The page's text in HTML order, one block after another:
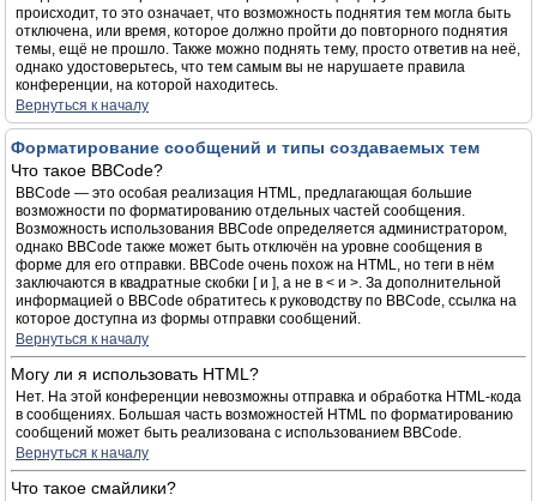
происходит, то это означает, что возможность поднятия тем могла быть
отключена, или время, которое должно пройти до повторного поднятия
темы, ещё не прошло. Также можно поднять тему, просто ответив на неё,
однако удостоверьтесь, что тем самым вы не нарушаете правила
конференции, на которой находитесь.
Вернуться к началу
Форматирование сообщений и типы создаваемых тем
Что такое BBCode?
BBCode — это особая реализация HTML, предлагающая большие
возможности по форматированию отдельных частей сообщения.
Возможность использования BBCode определяется администратором,
однако BBCode также может быть отключён на уровне сообщения в
форме для его отправки. BBCode очень похож на HTML, но теги в нём
заключаются в квадратные скобки [ и ], а не в < и >. За дополнительной
информацией о BBCode обратитесь к руководству по BBCode, ссылка на
которое доступна из формы отправки сообщений.
Вернуться к началу
Могу ли я использовать HTML?
Нет. На этой конференции невозможны отправка и обработка HTML-кода
в сообщениях. Большая часть возможностей HTML по форматированию
сообщений может быть реализована с использованием BBCode.
Вернуться к началу
Что такое смайлики?